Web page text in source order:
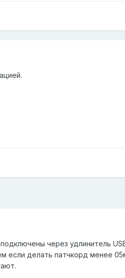
через удлинитель
если делать патчкорд менее